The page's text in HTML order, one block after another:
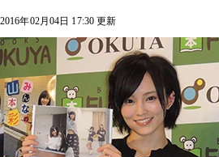
2016年02月04日 17:30 更新